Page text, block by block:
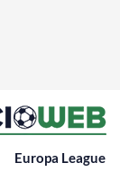
Europa League